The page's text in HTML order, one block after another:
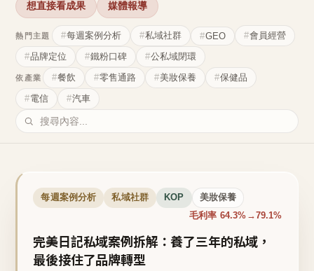
想直接看成果 媒體報導
熱門主題 每週案例分析 私域社群 GEO
會員經營
品牌定位
鐵粉口碑 公私域閉環
依產業 餐飲 零售通路 美妝保養
保健品
電信
汽車
每週案例分析 私域社群 KOP 美妝保養
毛利率 64.3%→79.1%
完美日記私域案例拆解：養了三年的私域，
最後接住了品牌轉型